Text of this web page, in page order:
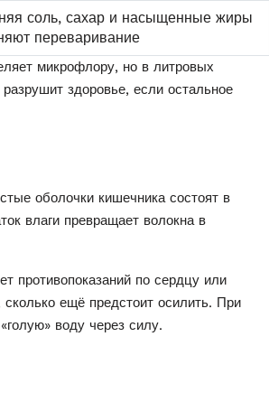
соль, сахар и насыщенные жиры
переваривание
микрофлору, но в литровых
здоровье, если остальное
оболочки кишечника состоят в
влаги превращает волокна в
по сердцу или
ещё предстоит осилить. При
воду через силу.